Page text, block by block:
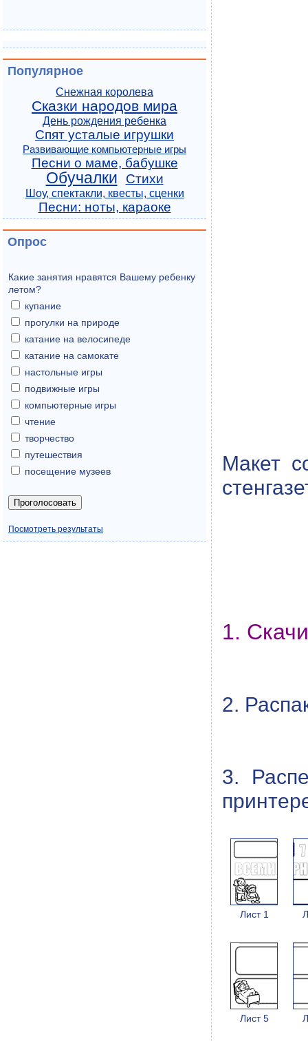
Макет
1.
2.
3.
Лист 1
Лист 5
Популярное
Снежная королева
Сказки народов мира
День рождения ребенка
Спят усталые игрушки
Развивающие компьютерные игры
Песни о маме, бабушке
Обучалки Стихи
Шоу, спектакли, квесты, сценки
Песни: ноты, караоке
Опрос
Какие занятия нравятся Вашему ребенку
летом?
купание
прогулки на природе
катание на велосипеде
катание на самокате
настольные игры
подвижные игры
компьютерные игры
чтение
творчество
путешествия
посещение музеев
Посмотреть результаты